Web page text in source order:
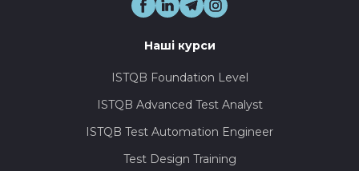
Наші курси
ISTQB Foundation Level
ISTQB Advanced Test Analyst
ISTQB Test Automation Engineer
Test Design Training